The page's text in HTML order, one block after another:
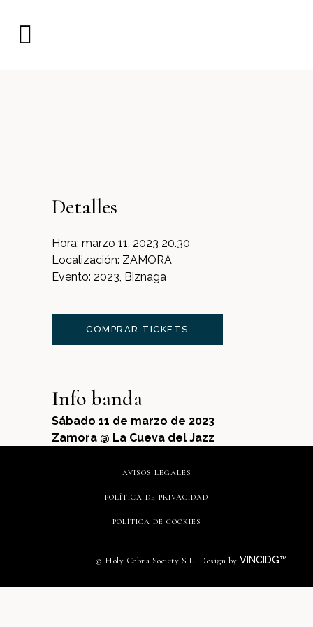
Detalles
Hora: marzo 11, 2023 20.30
Localización: ZAMORA
Evento: 2023, Biznaga
COMPRAR TICKETS
Info banda
Sábado 11 de marzo de 2023
Zamora @ La Cueva del Jazz
AVISOS LEGALES
POLÍTICA DE PRIVACIDAD
POLÍTICA DE COOKIES
© Holy Cobra Society S.L. Design by VINCIDG™